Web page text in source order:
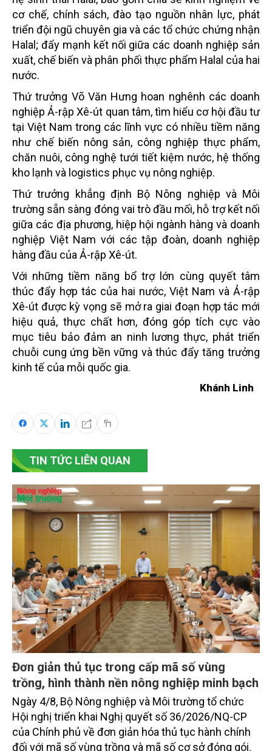
cơ chế, chính sách, đào tạo nguồn nhân lực, phát
triển đội ngũ chuyên gia và các tổ chức chứng nhận
Halal; đẩy mạnh kết nối giữa các doanh nghiệp sản
xuất, chế biến và phân phối thực phẩm Halal của hai
nước.
Thứ trưởng Võ Văn Hưng hoan nghênh các doanh
nghiệp Ả-rập Xê-út quan tâm, tìm hiểu cơ hội đầu tư
tại Việt Nam trong các lĩnh vực có nhiều tiềm năng
như chế biến nông sản, công nghiệp thực phẩm,
chăn nuôi, công nghệ tưới tiết kiệm nước, hệ thống
kho lạnh và logistics phục vụ nông nghiệp.
Thứ trưởng khẳng định Bộ Nông nghiệp và Môi
trường sẵn sàng đóng vai trò đầu mối, hỗ trợ kết nối
giữa các địa phương, hiệp hội ngành hàng và doanh
nghiệp Việt Nam với các tập đoàn, doanh nghiệp
hàng đầu của Ả-rập Xê-út.
Với những tiềm năng bổ trợ lớn cùng quyết tâm
thúc đẩy hợp tác của hai nước, Việt Nam và Ả-rập
Xê-út được kỳ vọng sẽ mở ra giai đoạn hợp tác mới
hiệu quả, thực chất hơn, đóng góp tích cực vào
mục tiêu bảo đảm an ninh lương thực, phát triển
chuỗi cung ứng bền vững và thúc đẩy tăng trưởng
kinh tế của mỗi quốc gia.
Khánh Linh
TIN TỨC LIÊN QUAN
Đơn giản thủ tục trong cấp mã số vùng
trồng, hình thành nền nông nghiệp minh bạch
Ngày 4/8, Bộ Nông nghiệp và Môi trường tổ chức
Hội nghị triển khai Nghị quyết số 36/2026/NQ-CP
của Chính phủ về đơn giản hóa thủ tục hành chính
đối với mã số vùng trồng và mã số cơ sở đóng gói.